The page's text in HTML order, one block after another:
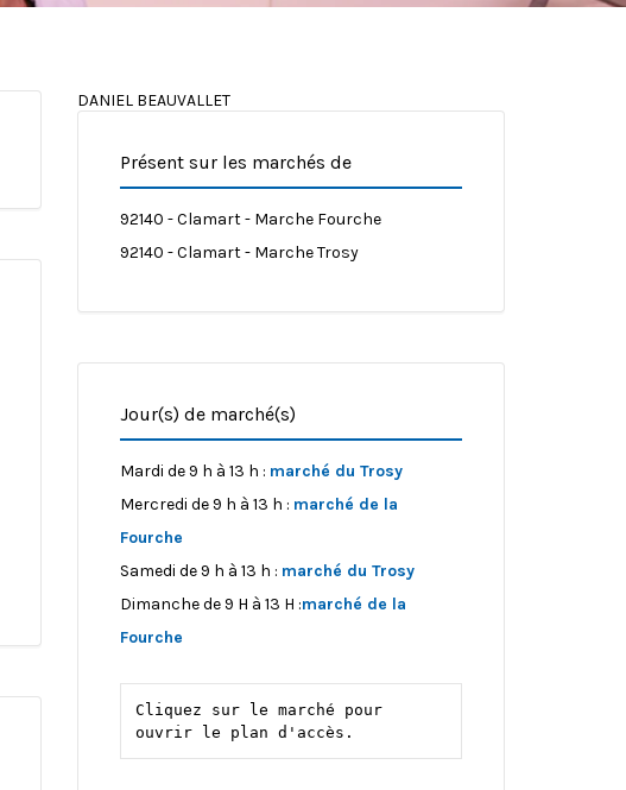
DANIEL BEAUVALLET
Présent sur les marchés de
92140 - Clamart - Marche Fourche
92140 - Clamart - Marche Trosy
Jour(s) de marché(s)
Mardi de 9 h à 13 h : marché du Trosy
Mercredi de 9 h à 13 h : marché de la
Fourche
Samedi de 9 h à 13 h : marché du Trosy
Dimanche de 9 H à 13 H :marché de la
Fourche
Cliquez sur le marché pour
ouvrir le plan d'accès.